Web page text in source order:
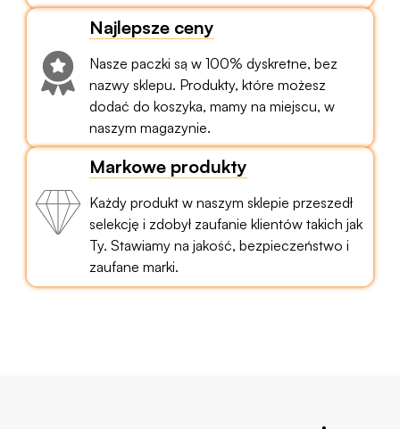
Najlepsze ceny
Nasze paczki są w 100% dyskretne, bez
nazwy sklepu. Produkty, które możesz
dodać do koszyka, mamy na miejscu, w
naszym magazynie.
Markowe produkty
Każdy produkt w naszym sklepie przeszedł
selekcję i zdobył zaufanie klientów takich jak
Ty. Stawiamy na jakość, bezpieczeństwo i
zaufane marki.